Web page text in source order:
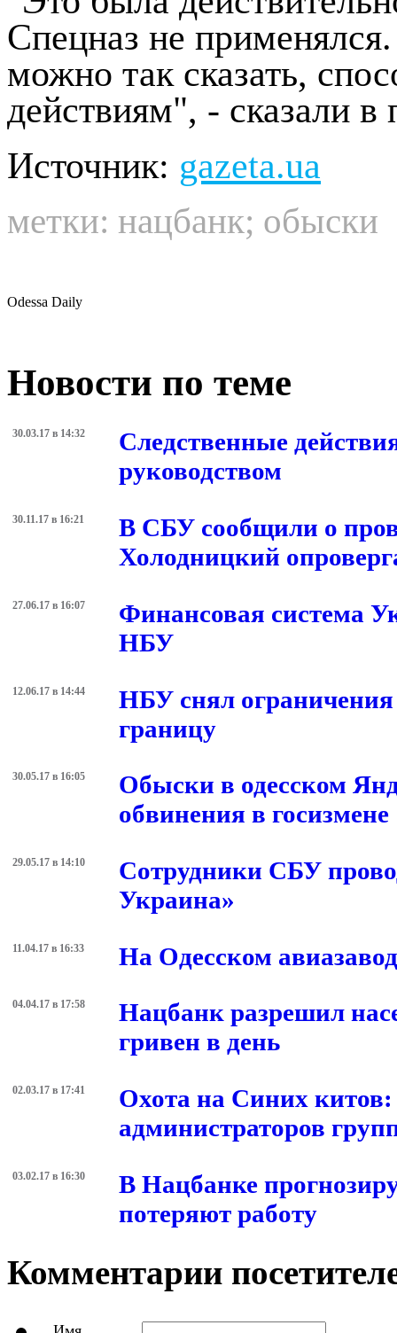
Спецназ не
можно так сказать,
действиям", - сказали
Источник: gazeta.ua
метки: нацбанк; обыски
Odessa Daily
Новости по теме
30.03.17 в 14:32
Следственные
руководством
30.11.17 в 16:21
В СБУ сообщили о
Холодницкий
27.06.17 в 16:07
Финансовая система
НБУ
12.06.17 в 14:44
НБУ снял ограничения
границу
30.05.17 в 16:05
Обыски в одесском
обвинения в госизмене
29.05.17 в 14:10
Сотрудники СБУ
Украина»
11.04.17 в 16:33 На Одесском
04.04.17 в 17:58
Нацбанк разрешил
гривен в день
02.03.17 в 17:41
Охота на Синих
администраторов
03.02.17 в 16:30
В Нацбанке
потеряют работу
Комментарии